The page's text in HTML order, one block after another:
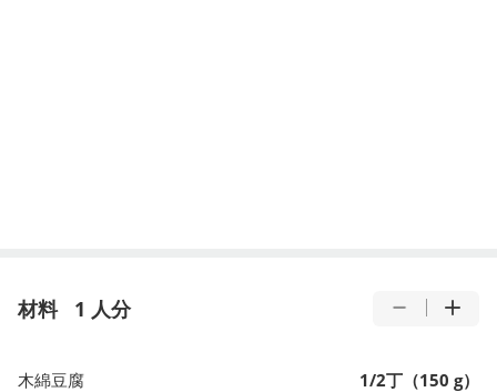
材料 1 人分
木綿豆腐
1/2丁（150 g）